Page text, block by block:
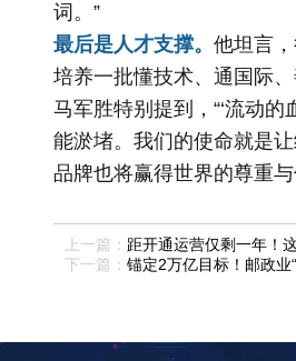
词。”
最后是人才支撑。 他坦言
培养一批懂技术、通国际
马军胜特别提到，“‘流动
能淤堵。我们的使命就是
品牌也将赢得世界的尊重
上一篇： 距开通运营仅剩一年！
下一篇： 锚定2万亿目标！邮政业